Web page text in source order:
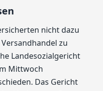
nicht dazu
zu
Landesozialgericht
Mittwoch
Das Gericht